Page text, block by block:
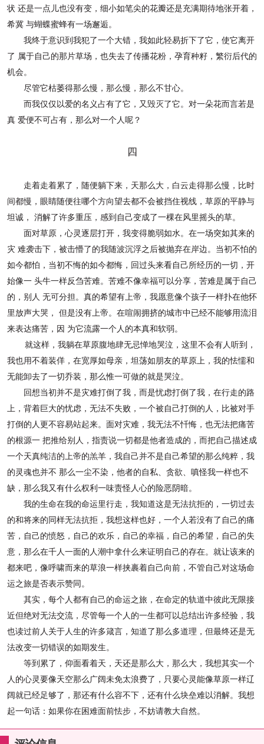
状 还是一点儿也没有变，细小如笔尖的花瓣还是充满期待地张开着，
希冀 与蝴蝶蜜蜂有一场邂逅。
我终于意识到我犯了一个大错，我如此轻易折下了它，使它离开
了 属于自己的那片草场，也失去了传播花粉，孕育种籽，繁衍后代的
机会。
尽管它枯萎得那么慢，那么慢，那么不甘心。
而我仅仅以爱的名义占有了它，又毁灭了它。对一朵花而言若是
真 爱便不可占有，那么对一个人呢？
四
走着走着累了，随便躺下来，天那么大，白云走得那么慢，比时
间都慢，眼睛随便往哪个方向望去都不会被挡住视线，草原的平静与
坦诚， 消解了许多重压，感到自己变成了一棵在风里摇头的草。
面对草原，心灵逐层打开，我变得脆弱如水。在一场突如其来的
灾 难袭击下，被击懵了的我随波沉浮之后被抛弃在岸边。当初不怕的
如今都怕，当初不悔的如今都悔，回过头来看自己所经历的一切，开
始像一 头牛一样反刍苦难。苦难不像幸福可以分享，苦难是属于自己
的，别人 无可分担。真的希望有上帝，我愿意像个孩子一样扑在他怀
里放声大哭， 但是没有上帝。在喧闹拥挤的城市中已经不能够用流泪
来表达痛苦，因 为它流露一个人的本真和软弱。
就这样，我躺在草原腹地肆无忌惮地哭泣，这里不会有人听到，
我也用不着装佯，在宽厚如母亲，坦荡如朋友的草原上，我的怯懦和
无能卸去了一切乔装，那么惟一可做的就是哭泣。
回想当初并不是灾难打倒了我，而是忧虑打倒了我，在行走的路
上， 背着巨大的忧虑，无法不失败，一个被自己打倒的人，比被对手
打倒的 人更不容易站起来。面对灾难，我无法不忏悔，也无法把痛苦
的根源一 把推给别人，指责说一切都是他者造成的，而把自己描述成
一个天真纯洁的上帝的羔羊，我自己并不是自己希望的那么纯粹，我
的灵魂也并不 那么一尘不染，他者的自私、贪欲、嗔怪我一样也不
缺，那么我又有什么权利一味责怪人心的险恶阴暗。
我的生命在我的命运里行走，我知道这是无法抗拒的，一切过去
的和将来的同样无法抗拒，我想这样也好，一个人若没有了自己的痛
苦， 自己的愤怒，自己的欢乐，自己的幸福，自己的希望，自己的失
意，那么在千人一面的人潮中拿什么来证明自己的存在。就让该来的
都来吧， 像呼啸而来的草浪一样挟裹着自己向前，不管自己对这场命
运之旅是否表示赞同。
其实，每个人都有自己的命运之旅，在命定的轨道中彼此无限接
近但绝对无法交流，尽管每一个人的一生都可以总结出许多经验，我
也读过前人关于人生的许多箴言，知道了那么多道理，但最终还是无
法改变一切错误的如期发生。
等到累了，仰面看着天，天还是那么大，那么大，我想其实一个
人 的心灵要像天空那么广阔未免太浪费了，只要心灵能像草原一样辽
阔就已经足够了，那还有什么容不下，还有什么块垒难以消解。我想
起一句话：如果你在困难面前怯步，不妨请教大自然。